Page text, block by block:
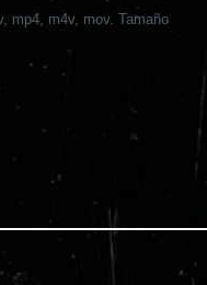
mp4, m4v, mov. Tamaño